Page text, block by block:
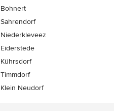
Bohnert
Sahrendorf
Niederkleveez
Eiderstede
Kührsdorf
Timmdorf
Klein Neudorf